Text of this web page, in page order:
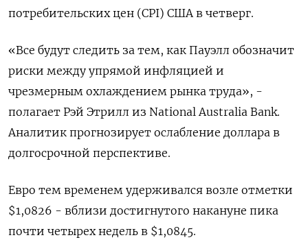
потребительских цен (CPI) США в четверг.
«Все будут следить за тем, как Пауэлл обозначит
риски между упрямой инфляцией и
чрезмерным охлаждением рынка труда», -
полагает Рэй Этрилл из National Australia Bank.
Аналитик прогнозирует ослабление доллара в
долгосрочной перспективе.
Евро тем временем удерживался возле отметки
$1,0826 - вблизи достигнутого накануне пика
почти четырех недель в $1,0845.